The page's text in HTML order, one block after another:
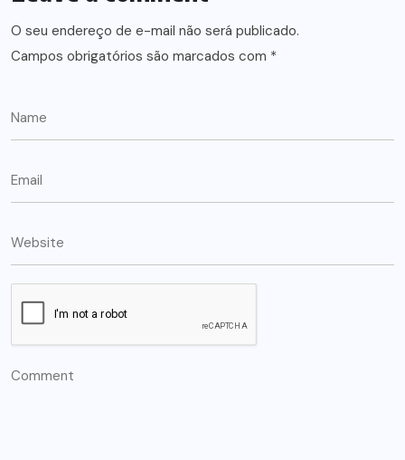
O seu endereço de e-mail não será publicado.
Campos obrigatórios são marcados com *